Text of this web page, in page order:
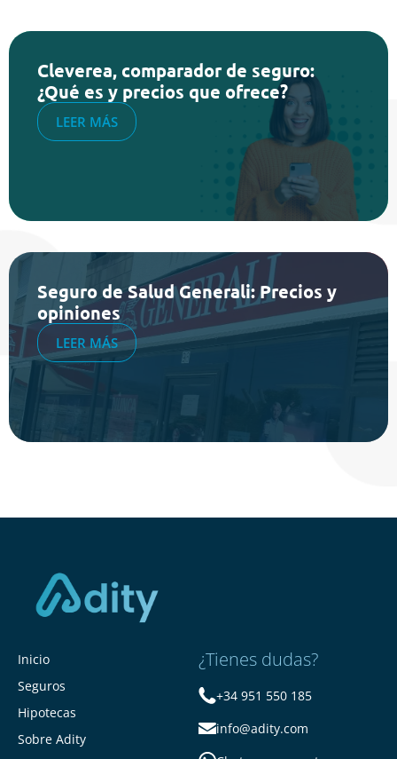
Cleverea, comparador de seguro:
¿Qué es y precios que ofrece?
LEER MÁS
Seguro de Salud Generali: Precios y
opiniones
LEER MÁS
Inicio
Seguros
Hipotecas
Sobre Adity
¿Tienes dudas?
+34 951 550 185
info@adity.com